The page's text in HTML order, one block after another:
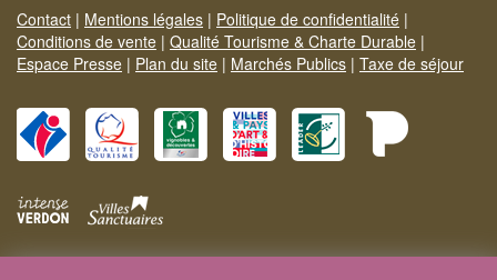
Contact | Mentions légales | Politique de confidentialité |
Conditions de vente | Qualité Tourisme & Charte Durable |
Espace Presse | Plan du site | Marchés Publics | Taxe de séjour